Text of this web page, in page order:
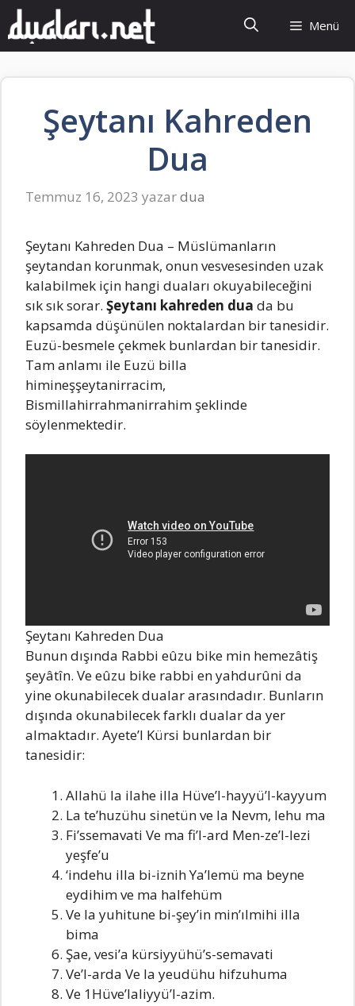
İçeriğe
atla
Menü
Şeytanı Kahreden
Dua
Temmuz 16, 2023 yazardua
Şeytanı Kahreden Dua – Müslümanların
şeytandan korunmak, onun vesvesesinden uzak
kalabilmek için hangi duaları okuyabileceğini
sık sık sorar. Şeytanı kahreden dua da bu
kapsamda düşünülen noktalardan bir tanesidir.
Euzü-besmele çekmek bunlardan bir tanesidir.
Tam anlamı ile Euzü billa
himineşşeytanirracim,
Bismillahirrahmanirrahim şeklinde
söylenmektedir.
Şeytanı Kahreden Dua
Bunun dışında Rabbi eûzu bike min hemezâtiş
şeyâtîn. Ve eûzu bike rabbi en yahdurûni da
yine okunabilecek dualar arasındadır. Bunların
dışında okunabilecek farklı dualar da yer
almaktadır. Ayete’l Kürsi bunlardan bir
tanesidir:
Allahü la ilahe illa Hüve’l-hayyü’l-kayyum
La te’huzühu sinetün ve la Nevm, lehu ma
Fi’ssemavati Ve ma fi’l-ard Men-ze’l-lezi
yeşfe’u
‘indehu illa bi-iznih Ya’lemü ma beyne
eydihim ve ma halfehüm
Ve la yuhitune bi-şey’in min’ılmihi illa
bima
Şae, vesi’a kürsiyyühü’s-semavati
Ve’l-arda Ve la yeudühu hifzuhuma
Ve 1Hüve’laliyyü’l-azim.